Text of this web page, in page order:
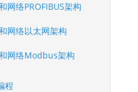
网络PROFIBUS架构
网络以太网架构
网络Modbus架构
程